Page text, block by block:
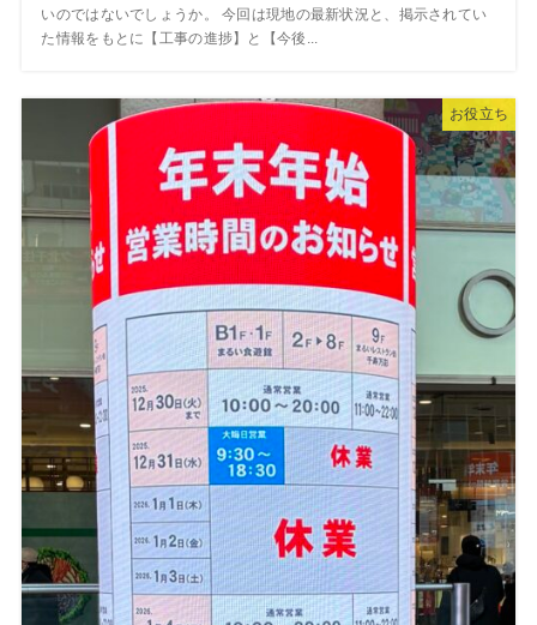
いのではないでしょうか。 今回は現地の最新状況と、掲示されてい
た情報をもとに【工事の進捗】と【今後...
お役立ち